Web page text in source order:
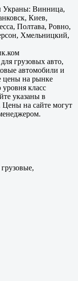
Украны: Винница,
Киев,
Полтава, Ровно,
Хмельницкий,
грузовых авто,
автомобили и
цены на рынке
класс
указаны в
на сайте могут